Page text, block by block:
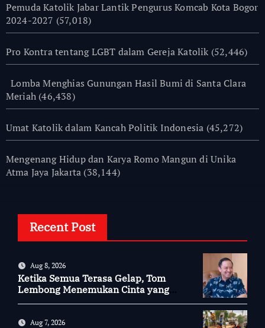
Pemuda Katolik Jabar Lantik Pengurus Komcab Kota Bogor
2024-2027 (57,018)
Pro Kontra tentang LGBT dalam Gereja Katolik (52,446)
Lomba Menghias Gunungan Hasil Bumi di Santa Clara
Meriah (46,438)
Umat Katolik dalam Kancah Politik Indonesia (45,272)
Mengenang Hidup dan Karya Romo Mangun di Unika
Atma Jaya Jakarta (38,144)
Recent Post
Aug 8, 2026
Ketika Semua Terasa Gelap, Tom
Lembong Menemukan Cinta yang
Aug 7, 2026